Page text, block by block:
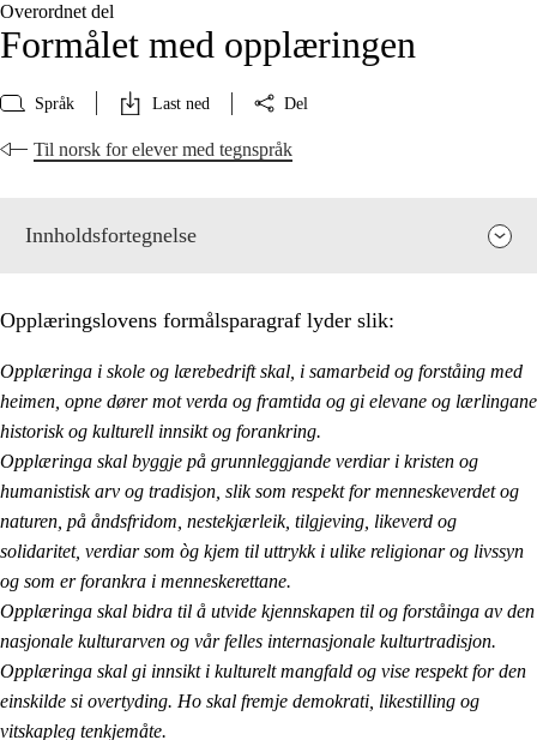
Overordnet del
Formålet med opplæringen
Språk Last ned Del
Til norsk for elever med tegnspråk
Innholdsfortegnelse
Opplæringslovens formålsparagraf lyder slik:
Opplæringa i skole og lærebedrift skal, i samarbeid og forståing med
heimen, opne dører mot verda og framtida og gi elevane og lærlingane
historisk og kulturell innsikt og forankring.
Opplæringa skal byggje på grunnleggjande verdiar i kristen og
humanistisk arv og tradisjon, slik som respekt for menneskeverdet og
naturen, på åndsfridom, nestekjærleik, tilgjeving, likeverd og
solidaritet, verdiar som òg kjem til uttrykk i ulike religionar og livssyn
og som er forankra i menneskerettane.
Opplæringa skal bidra til å utvide kjennskapen til og forståinga av den
nasjonale kulturarven og vår felles internasjonale kulturtradisjon.
Opplæringa skal gi innsikt i kulturelt mangfald og vise respekt for den
einskilde si overtyding. Ho skal fremje demokrati, likestilling og
vitskapleg tenkjemåte.